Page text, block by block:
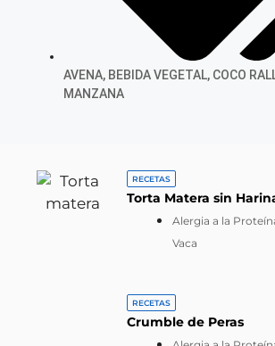
AVENA, BEBIDA VEGETAL, COCO
MANZANA
RECETAS
Torta Matera sin
Alergia a la
Vaca
RECETAS
Crumble de Peras